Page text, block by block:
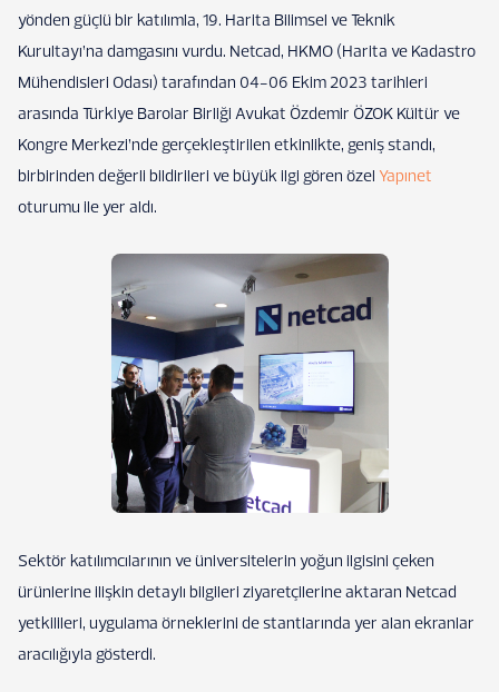
yönden güçlü bir katılımla, 19. Harita Bilimsel ve Teknik
Kurultayı’na damgasını vurdu. Netcad, HKMO (Harita ve Kadastro
Mühendisleri Odası) tarafından 04-06 Ekim 2023 tarihleri
arasında Türkiye Barolar Birliği Avukat Özdemir ÖZOK Kültür ve
Kongre Merkezi’nde gerçekleştirilen etkinlikte, geniş standı,
birbirinden değerli bildirileri ve büyük ilgi gören özel Yapınet
oturumu ile yer aldı.
Sektör katılımcılarının ve üniversitelerin yoğun ilgisini çeken
ürünlerine ilişkin detaylı bilgileri ziyaretçilerine aktaran Netcad
yetkilileri, uygulama örneklerini de stantlarında yer alan ekranlar
aracılığıyla gösterdi.